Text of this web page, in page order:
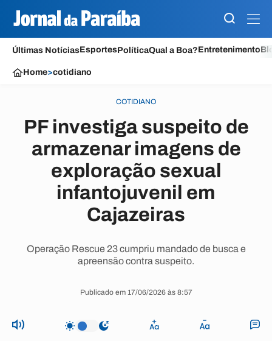
Últimas NotíciasEsportesPolíticaQual a Boa?Entretenimento
Home>cotidiano
COTIDIANO
PF investiga suspeito de
armazenar imagens de
exploração sexual
infantojuvenil em
Cajazeiras
Operação Rescue 23 cumpriu mandado de busca e
apreensão contra suspeito.
Publicado em 17/06/2026 às 8:57